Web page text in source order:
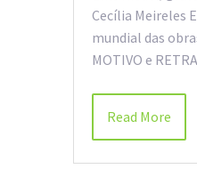
Cecília Meireles
mundial das
MOTIVO e
Read More